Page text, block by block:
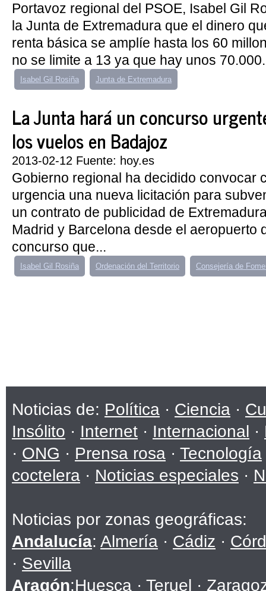
Portavoz regional del PSOE, Isabel Gil
la Junta de Extremadura que el dinero
renta básica se amplíe hasta los 60
no se limite a 13 ya que hay unos
Isabel Gil Rosiña Junta de Extremadura
La Junta hará un concurso
los vuelos en Badajoz
2013-02-12 Fuente: hoy.es
Gobierno regional ha decidido convocar
urgencia una nueva licitación para
un contrato de publicidad de
Madrid y Barcelona desde el aeropuerto
concurso que...
Isabel Gil Rosiña Ordenación del Territorio Consejería de
Noticias de: Política · Ciencia ·
Insólito · Internet · Internacional ·
· ONG · Prensa rosa · Tecnología
coctelera · Noticias especiales ·
Noticias por zonas geográficas:
Andalucía: Almería · Cádiz ·
· Sevilla
Aragón:Huesca · Teruel ·